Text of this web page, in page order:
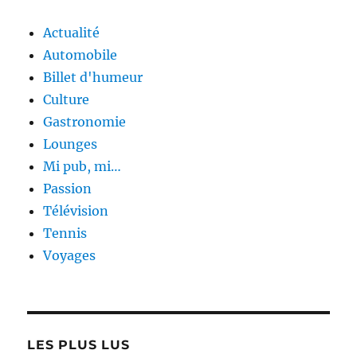
Actualité
Automobile
Billet d'humeur
Culture
Gastronomie
Lounges
Mi pub, mi…
Passion
Télévision
Tennis
Voyages
LES PLUS LUS